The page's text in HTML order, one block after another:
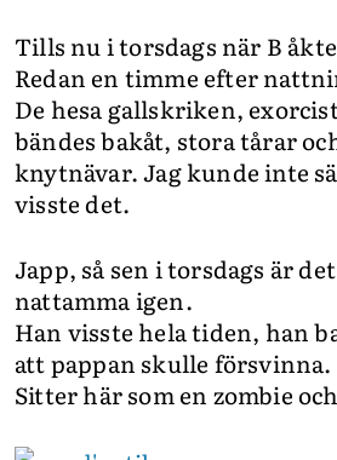
Tills nu i torsdags när B
Redan en timme efter
De hesa gallskriken,
bändes bakåt, stora tårar
knytnävar. Jag kunde inte
visste det.
Japp, så sen i torsdags är
nattamma igen.
Han visste hela tiden, han
att pappan skulle försvinna.
Sitter här som en zombie